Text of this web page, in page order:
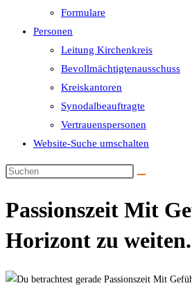
Formulare
Personen
Leitung Kirchenkreis
Bevollmächtigtenausschuss
Kreiskantoren
Synodalbeauftragte
Vertrauenspersonen
Website-Suche umschalten
Passionszeit Mit
Horizont zu weiten.